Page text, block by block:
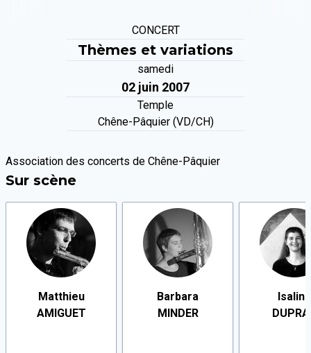
CONCERT
Thèmes et variations
samedi
02 juin 2007
Temple
Chêne-Pâquier (VD/CH)
Association des concerts de Chêne-Pâquier
Sur scène
Matthieu
AMIGUET
Barbara
MINDER
Isaline